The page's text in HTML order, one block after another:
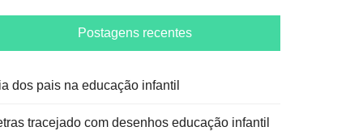
Postagens recentes
dos pais na educação infantil
tracejado com desenhos educação infantil